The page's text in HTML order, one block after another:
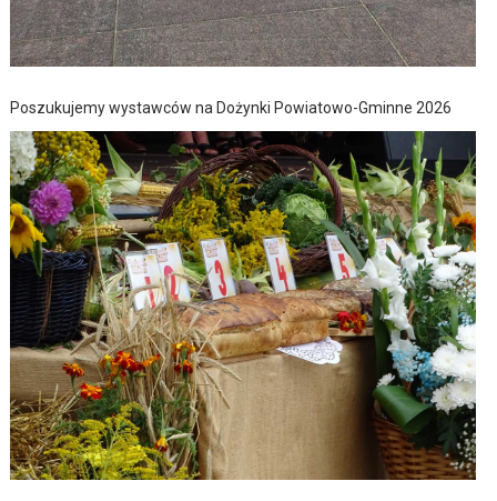
Poszukujemy wystawców na Dożynki Powiatowo-Gminne 2026